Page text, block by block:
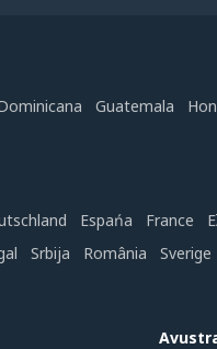
Guatemala
Espańa France
Srbija România Sverige